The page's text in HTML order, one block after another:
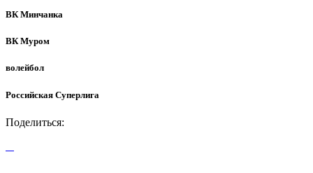
ВК Минчанка
ВК Муром
волейбол
Российская Суперлига
Поделиться: